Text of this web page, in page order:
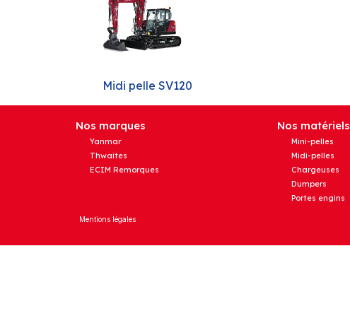
Midi pelle SV120
Nos marques
Yanmar
Thwaites
ECIM Remorques
Nos matériels
Mini-pelles
Midi-pelles
Chargeuses
Dumpers
Portes engins
Mentions légales